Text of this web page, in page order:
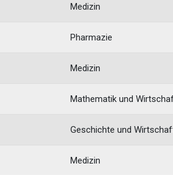
Medizin
Pharmazie
Medizin
Mathematik und
Geschichte und
Medizin